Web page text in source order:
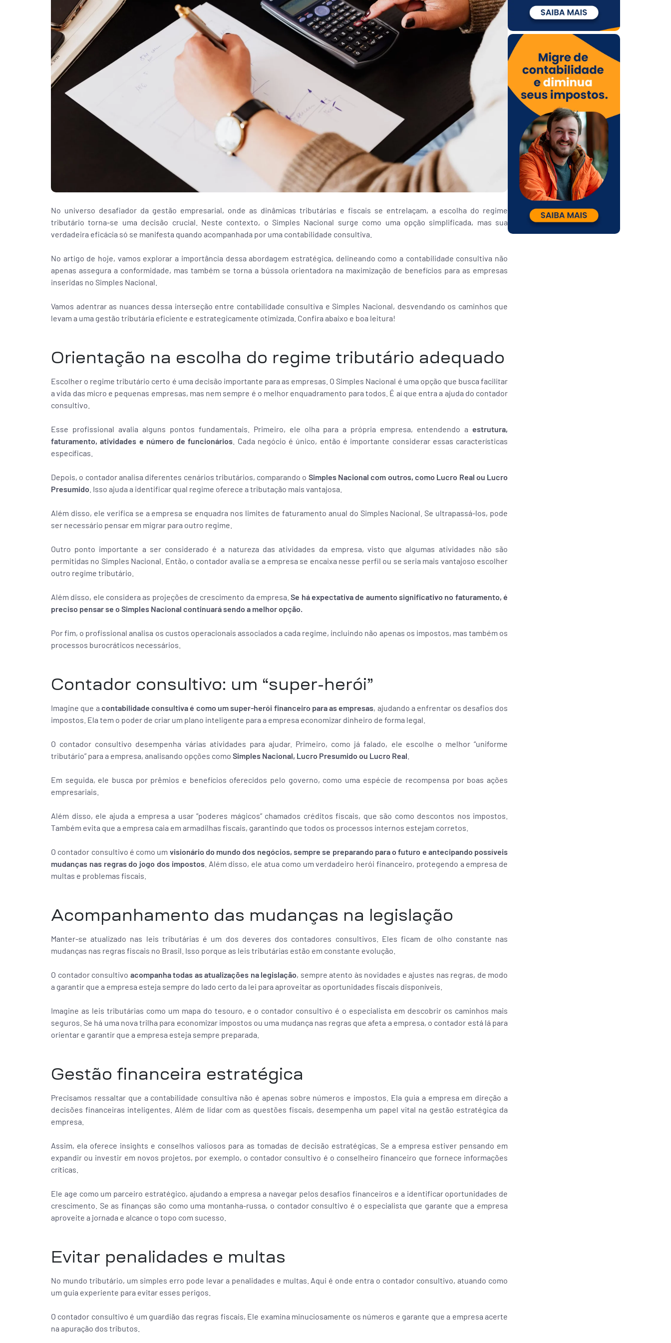
No universo desafiador da gestão empresarial, onde as dinâmicas tributárias e fiscais se entrelaçam, a escolha do regime
tributário torna-se uma decisão crucial. Neste contexto, o Simples Nacional surge como uma opção simplificada, mas sua
verdadeira eficácia só se manifesta quando acompanhada por uma contabilidade consultiva.
No artigo de hoje, vamos explorar a importância dessa abordagem estratégica, delineando como a contabilidade consultiva não
apenas assegura a conformidade, mas também se torna a bússola orientadora na maximização de benefícios para as empresas
inseridas no Simples Nacional.
Vamos adentrar as nuances dessa interseção entre contabilidade consultiva e Simples Nacional, desvendando os caminhos que
levam a uma gestão tributária eficiente e estrategicamente otimizada. Confira abaixo e boa leitura!
Orientação na escolha do regime tributário adequado
Escolher o regime tributário certo é uma decisão importante para as empresas. O Simples Nacional é uma opção que busca facilitar
a vida das micro e pequenas empresas, mas nem sempre é o melhor enquadramento para todos. É aí que entra a ajuda do contador
consultivo.
Esse profissional avalia alguns pontos fundamentais. Primeiro, ele olha para a própria empresa, entendendo aestrutura,
faturamento, atividades e número de funcionários . Cada negócio é único, então é importante considerar essas características
específicas.
Depois, o contador analisa diferentes cenários tributários, comparando o Simples Nacional com outros, como Lucro Real ou Lucro
Presumido . Isso ajuda a identificar qual regime oferece a tributação mais vantajosa.
Além disso, ele verifica se a empresa se enquadra nos limites de faturamento anual do Simples Nacional. Se ultrapassá-los, pode
ser necessário pensar em migrar para outro regime.
Outro ponto importante a ser considerado é a natureza das atividades da empresa, visto que algumas atividades não são
permitidas no Simples Nacional. Então, o contador avalia se a empresa se encaixa nesse perfil ou se seria mais vantajoso escolher
outro regime tributário.
Além disso, ele considera as projeções de crescimento da empresa. Se há expectativa de aumento significativo no faturamento, é
preciso pensar se o Simples Nacional continuará sendo a melhor opção.
Por fim, o profissional analisa os custos operacionais associados a cada regime, incluindo não apenas os impostos, mas também os
processos burocráticos necessários.
Contador consultivo: um “super-herói”
Imagine que a contabilidade consultiva é como um super-herói financeiro para as empresas, ajudando a enfrentar os desafios dos
impostos. Ela tem o poder de criar um plano inteligente para a empresa economizar dinheiro de forma legal.
O contador consultivo desempenha várias atividades para ajudar. Primeiro, como já falado, ele escolhe o melhor “uniforme
tributário” para a empresa, analisando opções como Simples Nacional, Lucro Presumido ou Lucro Real
Em seguida, ele busca por prêmios e benefícios oferecidos pelo governo, como uma espécie de recompensa por boas ações
empresariais.
Além disso, ele ajuda a empresa a usar “poderes mágicos” chamados créditos fiscais, que são como descontos nos impostos.
Também evita que a empresa caia em armadilhas fiscais, garantindo que todos os processos internos estejam corretos.
O contador consultivo é como um visionário do mundo dos negócios, sempre se preparando para o futuro e antecipando possíveis
mudanças nas regras do jogo dos impostos. Além disso, ele atua como um verdadeiro herói financeiro, protegendo a empresa de
multas e problemas fiscais.
Acompanhamento das mudanças na legislação
Manter-se atualizado nas leis tributárias é um dos deveres dos contadores consultivos. Eles ficam de olho constante nas
mudanças nas regras fiscais no Brasil. Isso porque as leis tributárias estão em constante evolução.
O contador consultivo acompanha todas as atualizações na legislação, sempre atento às novidades e ajustes nas regras, de modo
a garantir que a empresa esteja sempre do lado certo da lei para aproveitar as oportunidades fiscais disponíveis.
Imagine as leis tributárias como um mapa do tesouro, e o contador consultivo é o especialista em descobrir os caminhos mais
seguros. Se há uma nova trilha para economizar impostos ou uma mudança nas regras que afeta a empresa, o contador está lá para
orientar e garantir que a empresa esteja sempre preparada.
Gestão financeira estratégica
Precisamos ressaltar que a contabilidade consultiva não é apenas sobre números e impostos. Ela guia a empresa em direção a
decisões financeiras inteligentes. Além de lidar com as questões fiscais, desempenha um papel vital na gestão estratégica da
empresa.
Assim, ela oferece insights e conselhos valiosos para as tomadas de decisão estratégicas. Se a empresa estiver pensando em
expandir ou investir em novos projetos, por exemplo, o contador consultivo é o conselheiro financeiro que fornece informações
críticas.
Ele age como um parceiro estratégico, ajudando a empresa a navegar pelos desafios financeiros e a identificar oportunidades de
crescimento. Se as finanças são como uma montanha-russa, o contador consultivo é o especialista que garante que a empresa
aproveite a jornada e alcance o topo com sucesso.
Evitar penalidades e multas
No mundo tributário, um simples erro pode levar a penalidades e multas. Aqui é onde entra o contador consultivo, atuando como
um guia experiente para evitar esses perigos.
O contador consultivo é um guardião das regras fiscais, Ele examina minuciosamente os números e garante que a empresa acerte
na apuração dos tributos.